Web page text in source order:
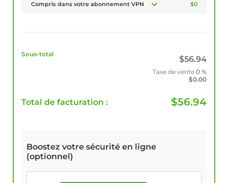
Compris dans votre abonnement VPN $0
Sous-total
$56.94
Taxe de vente 0 %
$0.00
Total de facturation : $56.94
Boostez votre sécurité en ligne
(optionnel)